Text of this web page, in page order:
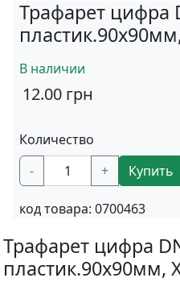
Трафарет цифра
В наличии
12.00 грн
Количество
-
+ Купить
код товара: 0700463
Трафарет цифра
пластик.90х90мм,